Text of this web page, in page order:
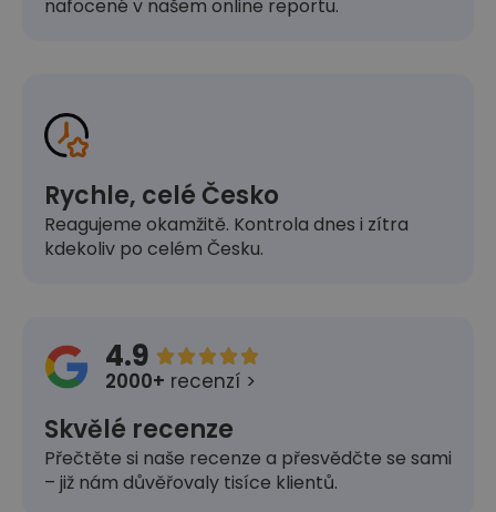
nafocené v našem online reportu.
Rychle, celé Česko
Reagujeme okamžitě. Kontrola dnes i zítra
kdekoliv po celém Česku.
4.9 
2000+ recenzí >
Skvělé recenze
Přečtěte si naše recenze a přesvědčte se sami
– již nám důvěřovaly tisíce klientů.